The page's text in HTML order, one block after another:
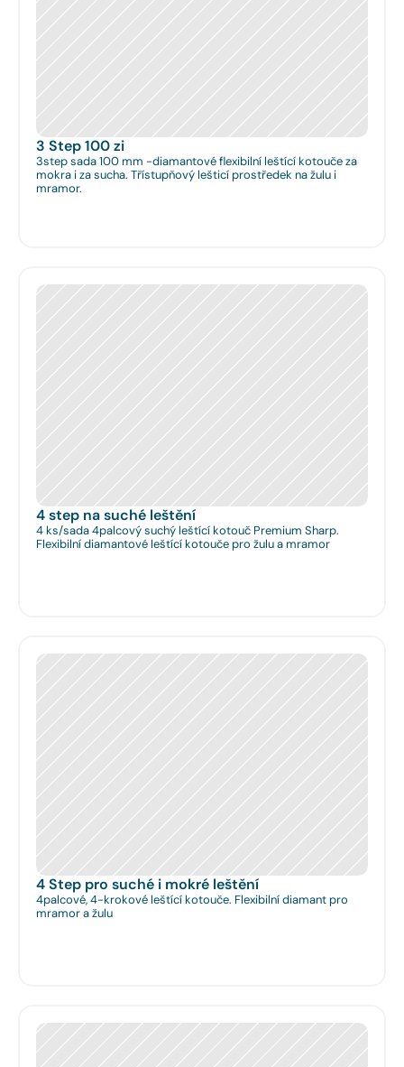
3 Step 100 zi
3step sada 100 mm -diamantové flexibilní leštící kotouče za
mokra i za sucha. Třístupňový lešticí prostředek na žulu i
mramor.
4 step na suché leštění
4 ks/sada 4palcový suchý leštící kotouč Premium Sharp.
Flexibilní diamantové leštící kotouče pro žulu a mramor
4 Step pro suché i mokré leštění
4palcové, 4-krokové leštící kotouče. Flexibilní diamant pro
mramor a žulu